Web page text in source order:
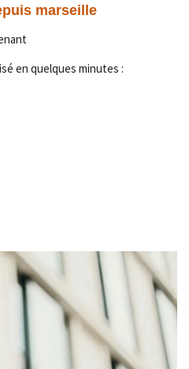
marseille
en quelques minutes :